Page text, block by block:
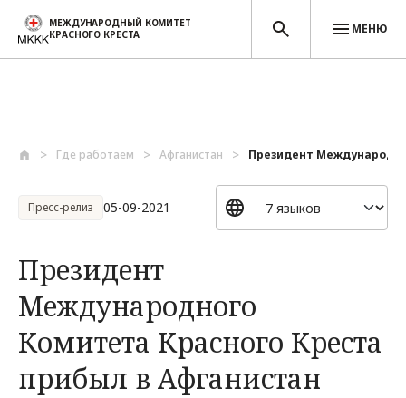
МЕЖДУНАРОДНЫЙ КОМИТЕТ
КРАСНОГО КРЕСТА
МЕНЮ
Где работаем Афганистан Президент
Пресс-релиз 05-09-2021
Президент
Международного
Комитета Красного Креста
прибыл в Афганистан